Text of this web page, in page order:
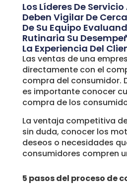
Los Líderes De
Deben Vigilar De
De Su Equipo
Rutinaria Su
La Experiencia Del
Las ventas de una
directamente con el
compra del consumidor.
es importante conocer
compra de los
La ventaja competitiva
sin duda, conocer los
deseos o necesidades
consumidores compren
5 pasos del proceso de